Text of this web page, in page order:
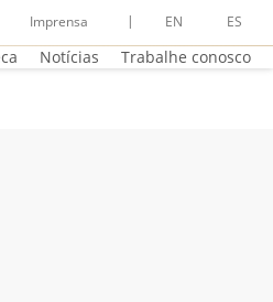
Imprensa EN ES
Notícias Trabalhe conosco